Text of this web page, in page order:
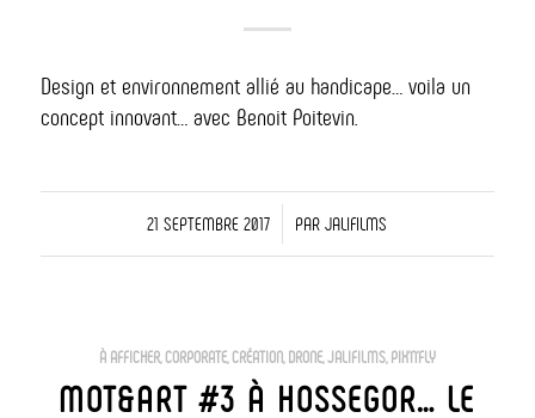
Design et environnement allié au handicape… voila un
concept innovant… avec Benoit Poitevin.
21 SEPTEMBRE 2017
/ PARJALIFILMS
À AFFICHER,CORPORATE,CRÉATION,DRONE,JALIFILMS,PIX'N'FLY
MOT&ART #3 À HOSSEGOR… LE